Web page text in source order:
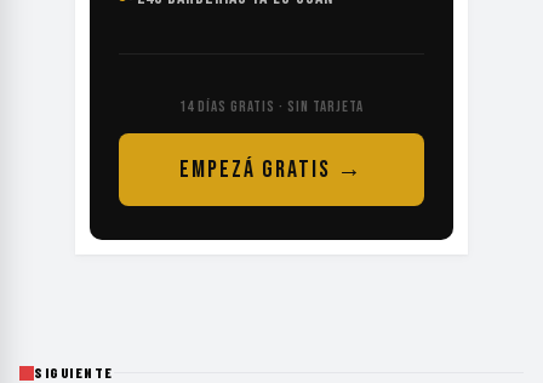
14 DÍAS GRATIS · SIN TARJETA
EMPEZÁ GRATIS →
SIGUIENTE